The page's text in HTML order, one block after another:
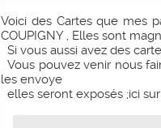
Voici des Cartes que mes
COUPIGNY , Elles sont
Si vous aussi avez des
Vous pouvez venir nous
les envoye
elles seront exposés ;ici